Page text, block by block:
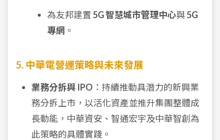
為友邦建置5G 智慧城市管理中心與5G
專網 。
5. 中華電營運策略與未來發展
業務分拆與 IPO ：持續推動具潛力的新興業
務分拆上市，以活化資產並推升集團整體成
長動能，中華資安、智通宏宇及中華智創為
此策略的具體實踐。